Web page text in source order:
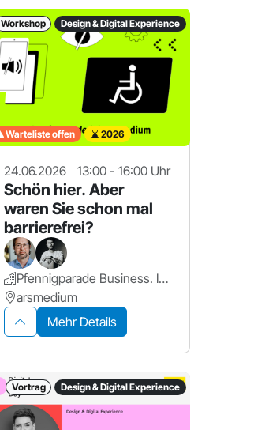
Workshop Design & Digital Experience
Warteliste offen 2026
24.06.2026 13:00 - 16:00 Uhr
Schön hier. Aber
waren Sie schon mal
barrierefrei?
Pfennigparade Business. Inklusiv.
arsmedium
Mehr Details
Vortrag Design & Digital Experience